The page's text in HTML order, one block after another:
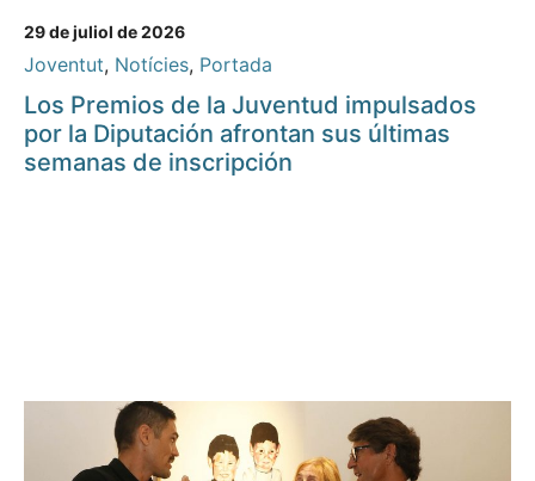
29 de juliol de 2026
Joventut, Notícies, Portada
Los Premios de la Juventud impulsados
por la Diputación afrontan sus últimas
semanas de inscripción